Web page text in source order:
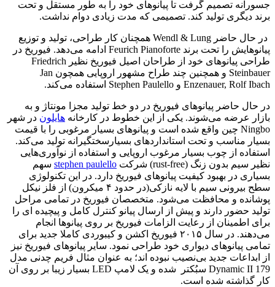
جسورانه تصمیم گرفت تا پیانوهای خود را به طور مستقل و تحت
برند دیگری تولید کند. تصمیمی که مدت زیادی دوام نداشت.
در حال حاضر Wendl & Lung همچنان کار طراحی، تولید و توزیع
پیانوهایش را تحت برند Feurich Pianoforte ادامه می‌دهد. فیوریخ در
طراحی پیانوهای خود از طراحان اصیل فیوریخ نظیر Friedrich
Steinbauer و همچنین چند طراح مشهور اروپایی همچون Jan
Enzenauer, Rolf Ibach و Stephen Paulello استفاده می‌کند.
در حال حاضر پیانوهای فیوریخ در دو خط تولید مجزا مونتاژ و به
بازار عرضه می‌شوند. یکی از این خطوط در کارخانه هایلون در شهر
Ningbo چین واقع شده‌ است و پیانوهای بسیار مرغوبی را با قیمت
بسیار مناسب و تحت استانداردهای بسیارسختگیرانه تولید می‌کند.
استفاده از چوب بسیار مرغوب اروپایی و استفاده از نوآوری‌هایی
نظیر سیم بدون زنگ (rust-free) شرکت
stephen paulello سهم
بسیاری در بهبود کیفیت پیانوهای فیوریخ دارد. در این تکنولوژی
سطح بیرونی سیم با لایه نازکی(در حدود ۴ میکرون) از فلز نیکل
پوشانده و محافظت می‌شود. متخصصان فیوریخ در تمامی مراحل
تولید حضور دارند و پیش از ارسال پیانو کنترل کامل و پیچیده ای را
برای اطمینان از رعایت الزامات فیوریخ بر روی پیانوها انجام
می‌دهند. در سال ۲۰۱۵ فیوریخ اکشن و کیبوردی کاملا جدید برای
تمامی پیانوهای دیواری خود طراحی نمود. سایر پیانوهای فیوریخ نیز
از ابداعات جدید بی‌نصیب نبوده اند؛ به عنوان مثال فریم چدنی مدل
179 Dynamic II سبُکتر شده و یک لامپ LED بسیار زیبا بر روی آن
کار گذاشته شده است.